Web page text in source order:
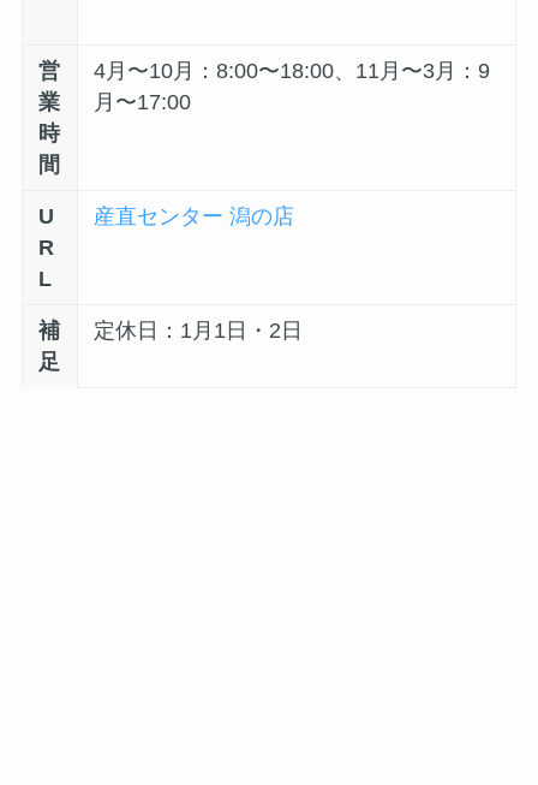
営
業
時
間
4月〜10月：8:00〜18:00、11月〜3月：9
月〜17:00
U
R
L
産直センター 潟の店
補
足
定休日：1月1日・2日